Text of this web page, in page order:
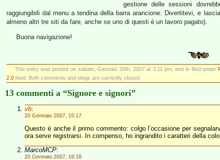
gestione delle sessioni
raggiungibili dal menu a tendina della barra arancione. Divertitevi, e
almeno altri tre siti da fare, anche se uno di questi è un lavoro pagato).
Buona navigazione!
This entry was posted on sabato, Gennaio 20th, 2007 at 3:11 pm, and is filed under
2.0 feed. Both comments and pings are currently closed.
13 commenti a “Signore e signori”
vb:
20 Gennaio 2007, 15:17
Questo è anche il primo commento: colgo l’occasione per
ora serve registrarsi. In compenso, ho ingrandito i caratteri della
MarcoMCP:
20 Gennaio 2007, 16:18